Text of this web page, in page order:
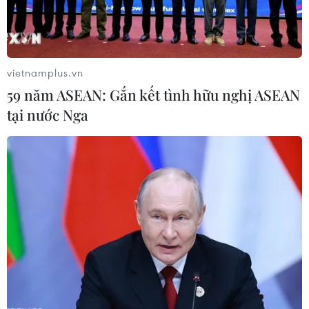
Hiệu quả của Đề án tín dụng chính sách
cho vay tiêu dùng
28/03/2021 02:19
Đề án cho vay tiêu dùng từ nguồn vốn ngân sách địa
phương của Kon Tum đã góp phần ngăn chặn, đẩy lùi
vietnamplus.vn
59 năm ASEAN: Gắn kết tình hữu nghị ASEAN
tại nước Nga